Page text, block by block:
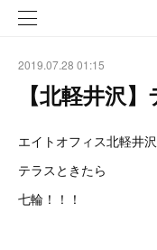
2019.07.28 01:15
【北軽井沢
エイトオフィス北軽井沢
テラスときたら
七輪！！！